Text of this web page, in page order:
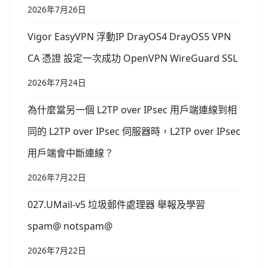
2026年7月26日
Vigor EasyVPN 浮動IP DrayOS4 DrayOS5 VPN
CA 憑證 設定一次成功 OpenVPN WireGuard SSL
2026年7月24日
為什麼當另一個 L2TP over IPsec 用戶端連線到相
同的 L2TP over IPsec 伺服器時，L2TP over IPsec
用戶端會中斷連線？
2026年7月22日
027.UMail-v5 垃圾郵件處理器 舉報及學習
spam@ notspam@
2026年7月22日